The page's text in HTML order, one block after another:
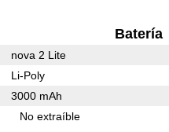
Batería
nova 2 Lite
Li-Poly
3000 mAh
No extraíble